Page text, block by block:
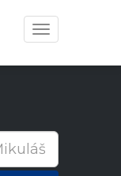
Toggle
navigation